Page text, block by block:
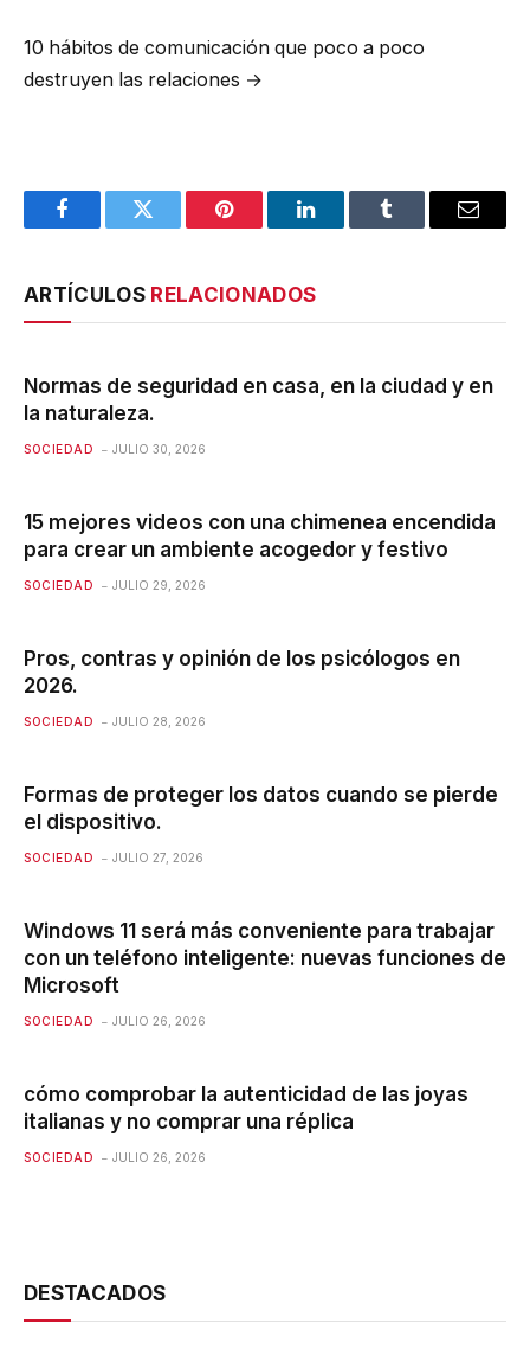
10 hábitos de comunicación que poco a poco
destruyen las relaciones →
FacebookTwitter Pinterest LinkedInTumblr Email
ARTÍCULOS RELACIONADOS
Normas de seguridad en casa, en la ciudad y en
la naturaleza.
SOCIEDAD JULIO 30, 2026
15 mejores videos con una chimenea encendida
para crear un ambiente acogedor y festivo
SOCIEDAD JULIO 29, 2026
Pros, contras y opinión de los psicólogos en
2026.
SOCIEDAD JULIO 28, 2026
Formas de proteger los datos cuando se pierde
el dispositivo.
SOCIEDAD JULIO 27, 2026
Windows 11 será más conveniente para trabajar
con un teléfono inteligente: nuevas funciones de
Microsoft
SOCIEDAD JULIO 26, 2026
cómo comprobar la autenticidad de las joyas
italianas y no comprar una réplica
SOCIEDAD JULIO 26, 2026
DESTACADOS